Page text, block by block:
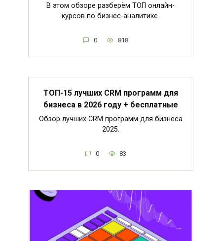
В этом обзоре разберём ТОП онлайн-
курсов по бизнес-аналитике.
0 818
ТОП-15 лучших CRM программ для
бизнеса в 2026 году + бесплатные
Обзор лучших CRM программ для бизнеса
2025.
0 83